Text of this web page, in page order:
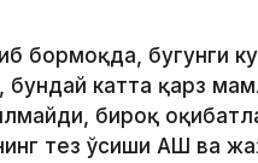
бормоқда, бугунги
катта қарз
бироқ
тез ўсиши АҚШ ва